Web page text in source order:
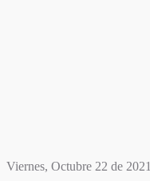
Viernes, Octubre 22 de 2021